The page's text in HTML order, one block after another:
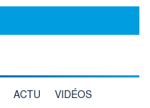
ACTU VIDÉOS